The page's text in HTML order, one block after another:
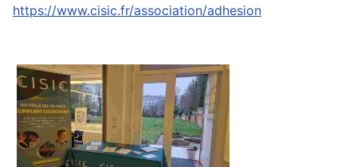
https://www.cisic.fr/association/adhesion